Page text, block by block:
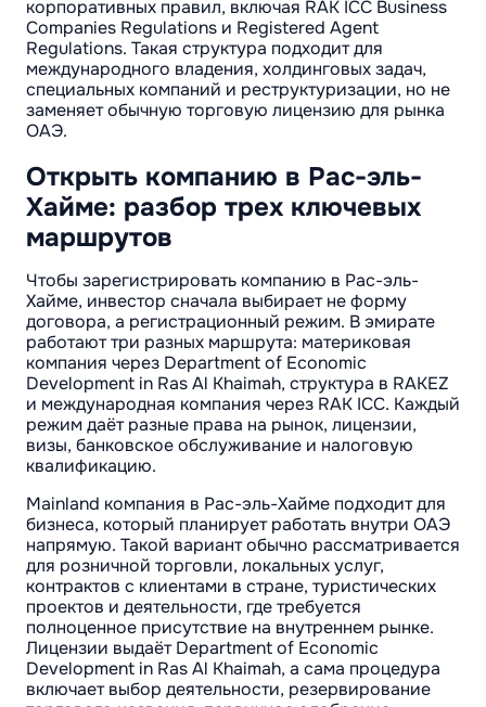
корпоративных правил, включая RAK ICC Business
Companies Regulations и Registered Agent
Regulations. Такая структура подходит для
международного владения, холдинговых задач,
специальных компаний и реструктуризации, но не
заменяет обычную торговую лицензию для рынка
ОАЭ.
Открыть компанию в Рас-эль-
Хайме: разбор трех ключевых
маршрутов
Чтобы зарегистрировать компанию в Рас-эль-
Хайме, инвестор сначала выбирает не форму
договора, а регистрационный режим. В эмирате
работают три разных маршрута: материковая
компания через Department of Economic
Development in Ras Al Khaimah, структура в RAKEZ
и международная компания через RAK ICC. Каждый
режим даёт разные права на рынок, лицензии,
визы, банковское обслуживание и налоговую
квалификацию.
Mainland компания в Рас-эль-Хайме подходит для
бизнеса, который планирует работать внутри ОАЭ
напрямую. Такой вариант обычно рассматривается
для розничной торговли, локальных услуг,
контрактов с клиентами в стране, туристических
проектов и деятельности, где требуется
полноценное присутствие на внутреннем рынке.
Лицензии выдаёт Department of Economic
Development in Ras Al Khaimah, а сама процедура
включает выбор деятельности, резервирование